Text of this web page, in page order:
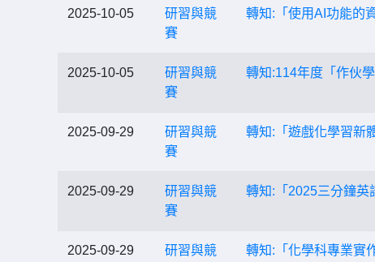
2025-10-05
研習與競
賽
轉知:「使用AI功能的
2025-10-05
研習與競
賽
轉知:114年度「作伙
2025-09-29
研習與競
賽
轉知:「遊戲化學習新
2025-09-29
研習與競
賽
轉知:「2025三分鐘英
2025-09-29
研習與競
轉知:「化學科專業實